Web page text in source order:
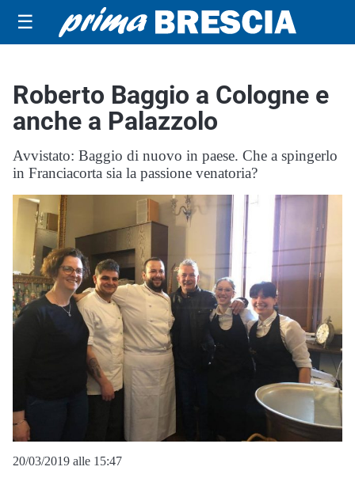
☰
Roberto Baggio a Cologne e
anche a Palazzolo
Avvistato: Baggio di nuovo in paese. Che a spingerlo
in Franciacorta sia la passione venatoria?
20/03/2019 alle 15:47